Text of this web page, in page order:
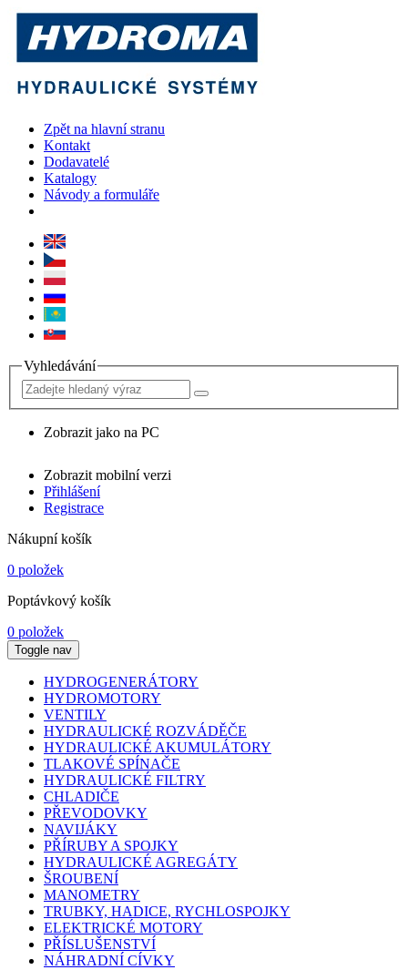
Zpět na hlavní stranu
Kontakt
Dodavatelé
Katalogy
Návody a formuláře
Vyhledávání
Zobrazit jako na PC
Zobrazit mobilní verzi
Přihlášení
Registrace
Nákupní košík
0 položek
Poptávkový košík
0 položek
Toggle nav
HYDROGENERÁTORY
HYDROMOTORY
VENTILY
HYDRAULICKÉ ROZVÁDĚČE
HYDRAULICKÉ AKUMULÁTORY
TLAKOVÉ SPÍNAČE
HYDRAULICKÉ FILTRY
CHLADIČE
PŘEVODOVKY
NAVIJÁKY
PŘÍRUBY A SPOJKY
HYDRAULICKÉ AGREGÁTY
ŠROUBENÍ
MANOMETRY
TRUBKY, HADICE, RYCHLOSPOJKY
ELEKTRICKÉ MOTORY
PŘÍSLUŠENSTVÍ
NÁHRADNÍ CÍVKY